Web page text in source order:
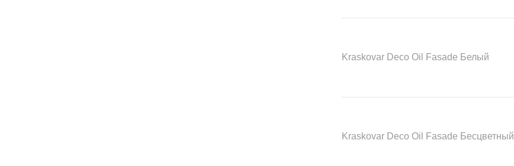
Kraskovar Deco Oil Fasade Белый
Kraskovar Deco Oil Fasade Бесцветный